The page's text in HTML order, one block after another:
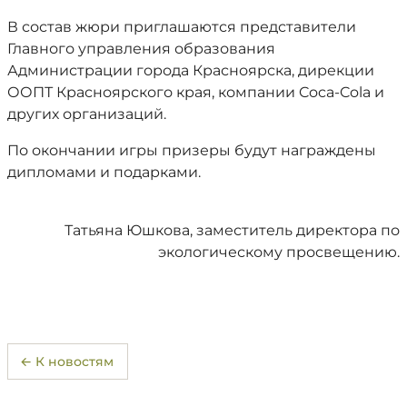
В состав жюри приглашаются представители
Главного управления образования
Администрации города Красноярска, дирекции
ООПТ Красноярского края, компании Coca-Cola и
других организаций.
По окончании игры призеры будут награждены
дипломами и подарками.
Татьяна Юшкова, заместитель директора по
экологическому просвещению.
← К новостям